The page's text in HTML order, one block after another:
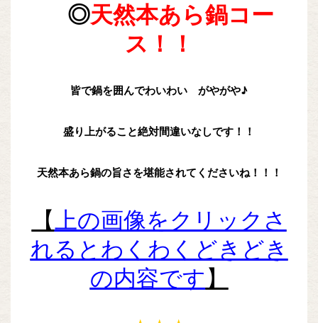
◎天然本あら鍋コー
ス！！
皆で鍋を囲んでわいわい がやがや♪
盛り上がること絶対間違いなしです！！
天然本あら鍋の旨さを堪能されてくださいね！！！
【 上の画像をクリックさ
れるとわくわくどきどき
の内容です】